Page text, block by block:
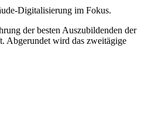
Digitalisierung im Fokus.
der besten Auszubildenden der
Abgerundet wird das zweitägige